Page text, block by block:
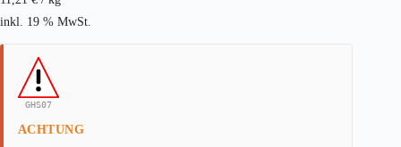
inkl. 19 % MwSt.
GHS07
ACHTUNG